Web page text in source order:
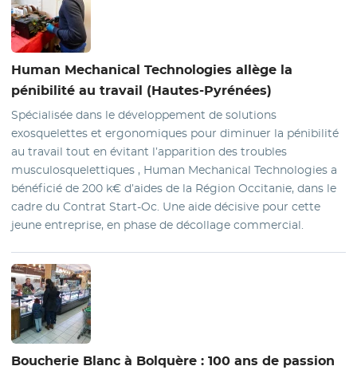
Human Mechanical Technologies allège la
pénibilité au travail (Hautes-Pyrénées)
Spécialisée dans le développement de solutions
exosquelettes et ergonomiques pour diminuer la pénibilité
au travail tout en évitant l’apparition des troubles
musculosquelettiques , Human Mechanical Technologies a
bénéficié de 200 k€ d’aides de la Région Occitanie, dans le
cadre du Contrat Start-Oc. Une aide décisive pour cette
jeune entreprise, en phase de décollage commercial.
Boucherie Blanc à Bolquère : 100 ans de passion